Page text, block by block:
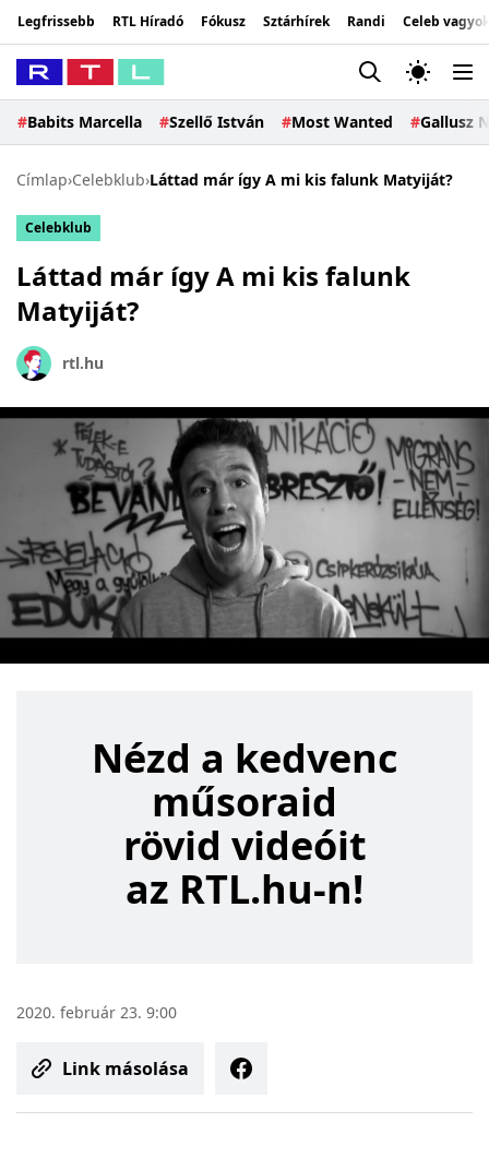
Legfrissebb RTL Híradó Fókusz Sztárhírek Randi Celeb
#Babits Marcella #Szellő István #Most Wanted #Gallusz
Címlap›Celebklub›Láttad már így A mi kis falunk Matyiját?
Celebklub
Láttad már így A mi kis falunk
Matyiját?
rtl.hu
Nézd a kedvenc
műsoraid
rövid videóit
az RTL.hu-n!
2020. február 23. 9:00
Link másolása